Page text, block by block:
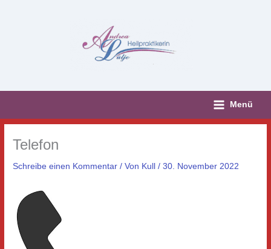
Menü
Telefon
Schreibe einen Kommentar / Von Kull/30. November 2022